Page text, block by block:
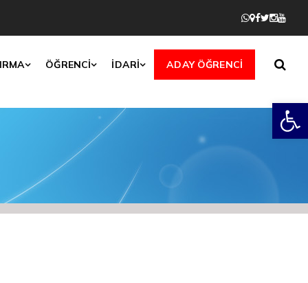
ÖĞRENCİ İDARİ ADAY ÖĞRENCİ